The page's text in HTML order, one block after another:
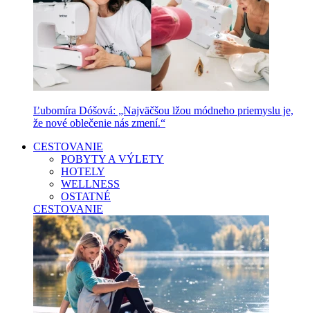
Ľubomíra Dóšová: „Najväčšou lžou módneho priemyslu je,
že nové oblečenie nás zmení.“
CESTOVANIE
POBYTY A VÝLETY
HOTELY
WELLNESS
OSTATNÉ
CESTOVANIE